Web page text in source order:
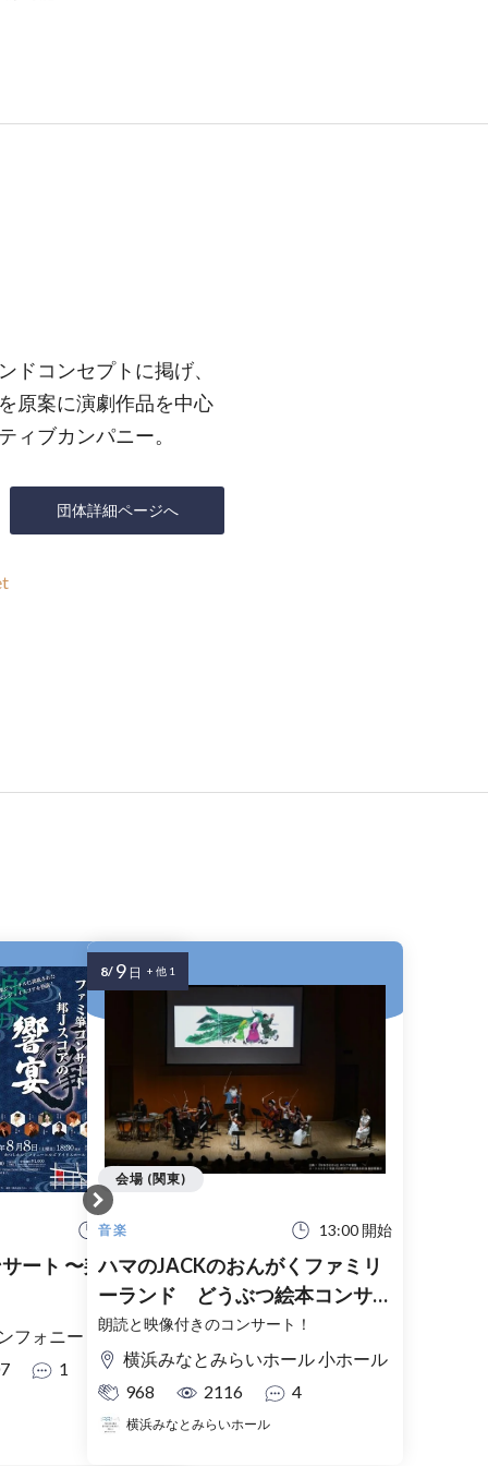
ドコンセプトに掲げ、
原案に演劇作品を中心
ィブカンパニー。
団体詳細ページへ
19:00 開始
ート 〜邦Jスコア
ニーヒルズ アイリスホール
1
音楽 13:00 開始
ハマのJACKのおんがくファミリ
ーランド どうぶつ絵本コンサー
ト
朗読と映像付きのコンサート！
横浜みなとみらいホール 小ホール
968
2116 4
横浜みなとみらいホール
会場 (関東)
8/ 9 日 + 他 1